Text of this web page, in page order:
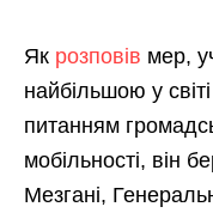
Як розповів мер,
найбільшою у
питанням
мобільності, він
Мезгані,